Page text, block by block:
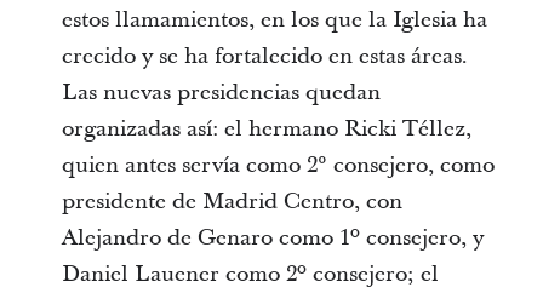
estos llamamientos, en los que la Iglesia ha
crecido y se ha fortalecido en estas áreas.
Las nuevas presidencias quedan
organizadas así: el hermano Ricki Téllez,
quien antes servía como 2° consejero, como
presidente de Madrid Centro, con
Alejandro de Genaro como 1º consejero, y
Daniel Lauener como 2º consejero; el